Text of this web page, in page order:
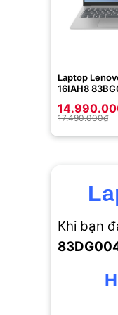
Laptop
16IAH8
UHD | 16 inch
Xám)
17.490.000₫
Khi bạn